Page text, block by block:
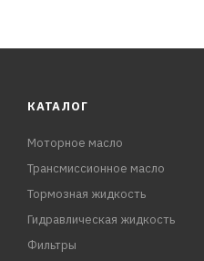
КАТАЛОГ
Моторное масло
Трансмиссионное масло
Тормозная жидкость
Гидравлическая жидкость
Фильтры